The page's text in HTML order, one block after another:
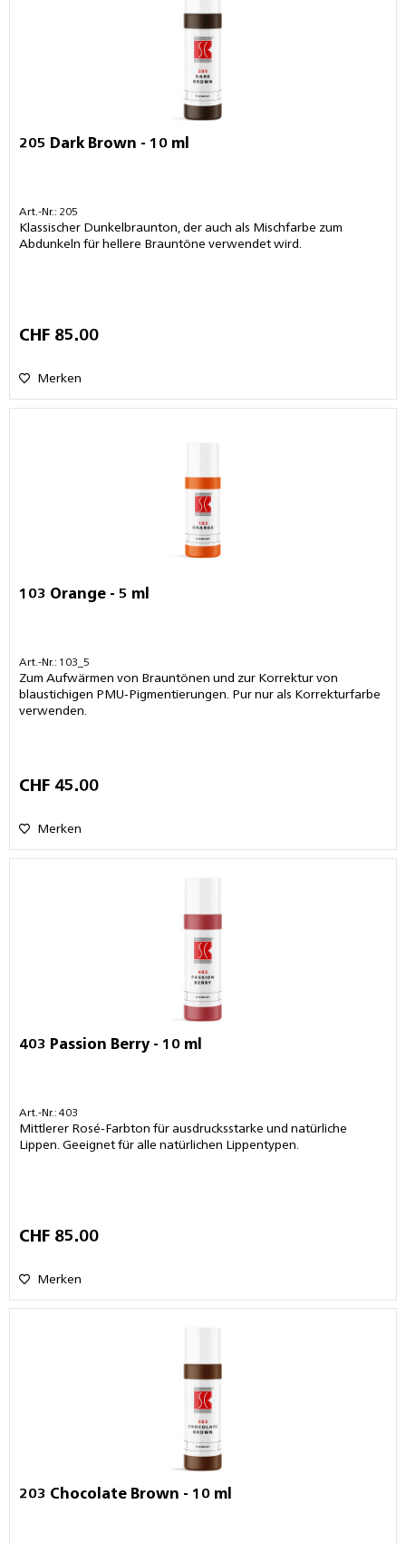
205 Dark Brown - 10 ml
Art.-Nr.: 205
Klassischer Dunkelbraunton, der auch als Mischfarbe zum
Abdunkeln für hellere Brauntöne verwendet wird.
CHF 85.00
Merken
103 Orange - 5 ml
Art.-Nr.: 103_5
Zum Aufwärmen von Brauntönen und zur Korrektur von
blaustichigen PMU-Pigmentierungen. Pur nur als Korrekturfarbe
verwenden.
CHF 45.00
Merken
403 Passion Berry - 10 ml
Art.-Nr.: 403
Mittlerer Rosé-Farbton für ausdrucksstarke und natürliche
Lippen. Geeignet für alle natürlichen Lippentypen.
CHF 85.00
Merken
203 Chocolate Brown - 10 ml